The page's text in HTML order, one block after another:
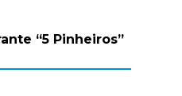
“5 Pinheiros”